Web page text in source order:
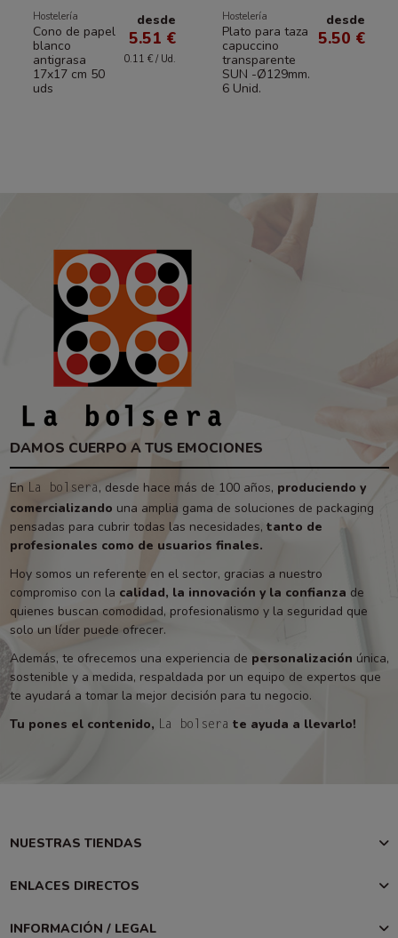
Hostelería
Cono de papel
blanco
antigrasa
17x17 cm 50
uds
desde
5.51 €
0.11 € / Ud.
Hostelería
Plato para taza
capuccino
transparente
SUN -Ø129mm.
6 Unid.
desde
5.50 €
DAMOS CUERPO A TUS EMOCIONES
En La bolsera , desde hace más de 100 años, produciendo y
comercializando una amplia gama de soluciones de packaging
pensadas para cubrir todas las necesidades, tanto de
profesionales como de usuarios finales.
Hoy somos un referente en el sector, gracias a nuestro
compromiso con la calidad, la innovación y la confianza de
quienes buscan comodidad, profesionalismo y la seguridad que
solo un líder puede ofrecer.
Además, te ofrecemos una experiencia de personalización única,
sostenible y a medida, respaldada por un equipo de expertos que
te ayudará a tomar la mejor decisión para tu negocio.
Tu pones el contenido, La bolsera te ayuda a llevarlo!
NUESTRAS TIENDAS
ENLACES DIRECTOS
INFORMACIÓN / LEGAL